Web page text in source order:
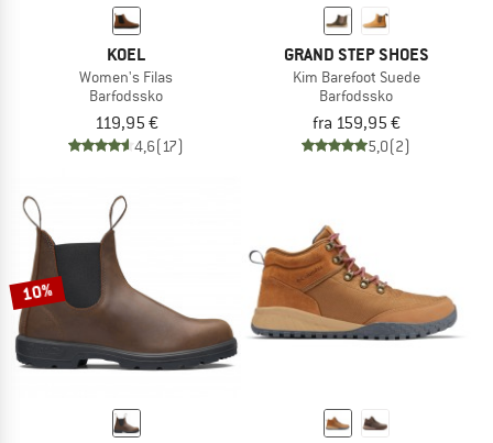
KOEL
Women's Filas
Barfodssko
119,95 €
4,6(17)
GRAND STEP SHOES
Kim Barefoot Suede
Barfodssko
fra 159,95 €
5,0(2)
10%